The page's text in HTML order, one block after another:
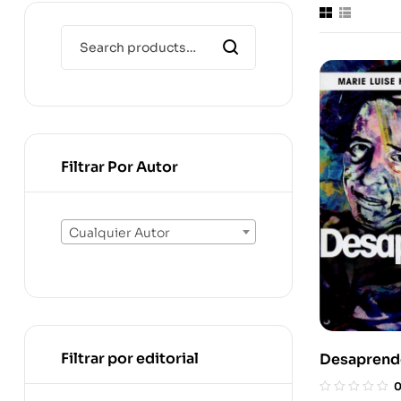
0
Filtrar Por Autor
Cualquier Autor
Filtrar por editorial